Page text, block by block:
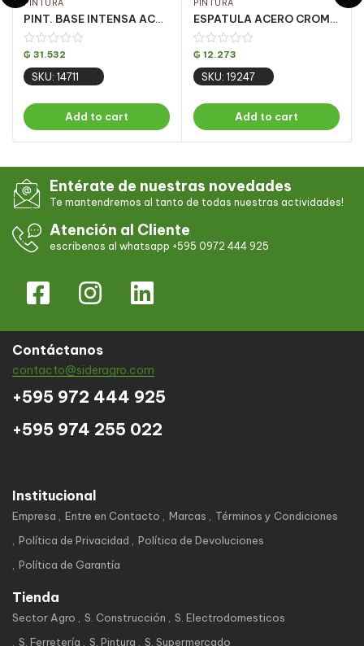
PINTURA
PINT. BASE INTENSA ACRILICA OURO FOSCO 810ML
₲ 31.532
SKU: 14711
Add to cart
PINTURA
ESPATULA ACERO CROMADO MANGO PLAST 3.5CM CJ C/12UN
₲ 12.273
SKU: 19247
Add to cart
Entérate de nuestras novedades
Te mantendremos al tanto de todas nuestras actividades!
Atención al Cliente
escribenos al whatsapp +595 0972 444 925
Contáctanos
contacto@sideragro.com
+595 972 444 925
+595 974 255 022
Institucional
Empresa Entre en Contacto Marcas
Términos y Condiciones
Política de Privacidad
Política de Devoluciones
Política de Garantía
Tienda
Sector Agro S. Construcción
S. Electrodomesticos
S. Ferretería
S. Pintura S. Supermercado